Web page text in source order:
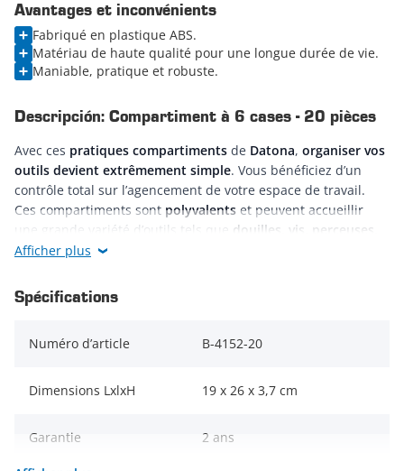
Avantages et inconvénients
Fabriqué en plastique ABS.
Matériau de haute qualité pour une longue durée de vie.
Maniable, pratique et robuste.
Descripción: Compartiment à 6 cases - 20 pièces
Avec ces pratiques compartiments de Datona, organiser vos
outils devient extrêmement simple. Vous bénéficiez d’un
contrôle total sur l’agencement de votre espace de travail.
Ces compartiments sont polyvalents et peuvent accueillir
une grande variété d’outils tels que
douilles, vis, perceuses,
clés, pinces, et bien plus encore. Si vous possédez un
les tiroirs
. De plus, ils peuvent être installés
d’autres armoires, caisse à outils ou servantes à outils
définis, vous obtenez une vue d’ensemble claire
Afficher plus
Spécifications
Numéro d’article B-4152-20
Dimensions LxlxH 19 x 26 x 3,7 cm
Garantie 2 ans